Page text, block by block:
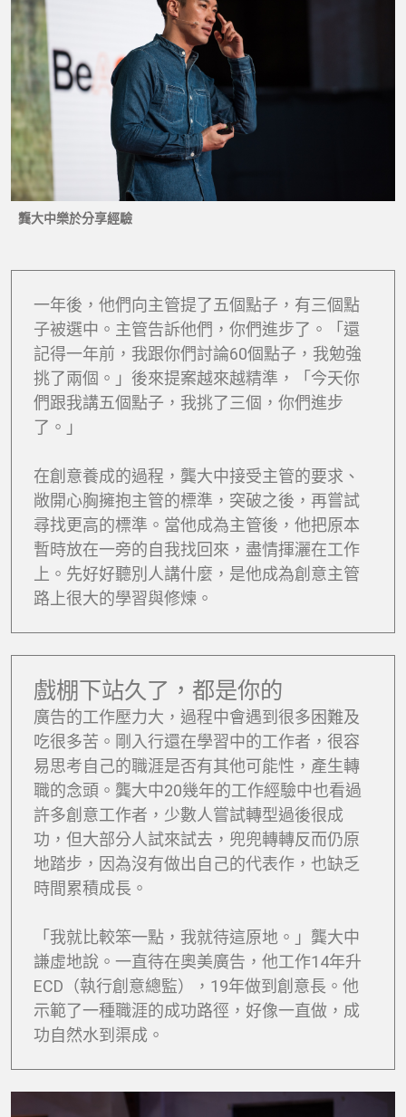
龔大中樂於分享經驗
一年後，他們向主管提了五個點子，有三個點
子被選中。主管告訴他們，你們進步了。「還
記得一年前，我跟你們討論60個點子，我勉強
挑了兩個。」後來提案越來越精準，「今天你
們跟我講五個點子，我挑了三個，你們進步
了。」
在創意養成的過程，龔大中接受主管的要求、
敞開心胸擁抱主管的標準，突破之後，再嘗試
尋找更高的標準。當他成為主管後，他把原本
暫時放在一旁的自我找回來，盡情揮灑在工作
上。先好好聽別人講什麼，是他成為創意主管
路上很大的學習與修煉。
戲棚下站久了，都是你的
廣告的工作壓力大，過程中會遇到很多困難及
吃很多苦。剛入行還在學習中的工作者，很容
易思考自己的職涯是否有其他可能性，產生轉
職的念頭。龔大中20幾年的工作經驗中也看過
許多創意工作者，少數人嘗試轉型過後很成
功，但大部分人試來試去，兜兜轉轉反而仍原
地踏步，因為沒有做出自己的代表作，也缺乏
時間累積成長。
「我就比較笨一點，我就待這原地。」龔大中
謙虛地說。一直待在奧美廣告，他工作14年升
ECD（執行創意總監），19年做到創意長。他
示範了一種職涯的成功路徑，好像一直做，成
功自然水到渠成。